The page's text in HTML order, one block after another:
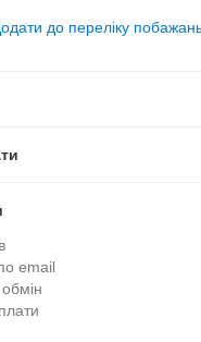
до переліку
email